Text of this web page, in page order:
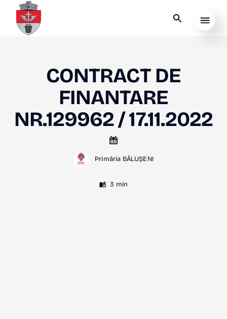
CONTRACT DE
FINANTARE
NR.129962 / 17.11.2022
Primăria BĂLUȘENI
3 min